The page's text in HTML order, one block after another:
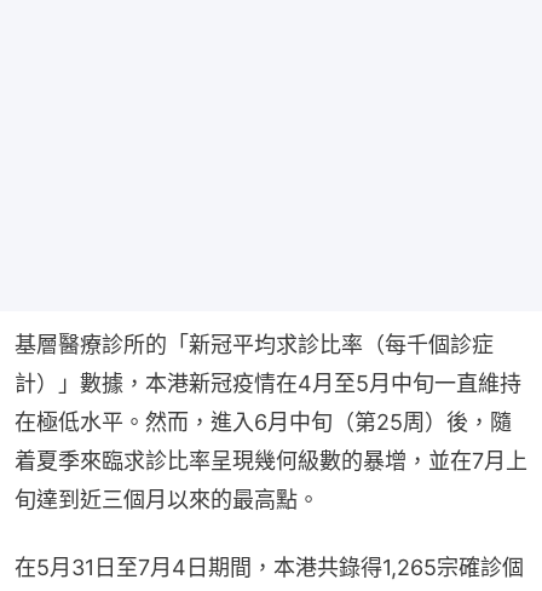
基層醫療診所的「新冠平均求診比率（每千個診症
計）」數據，本港新冠疫情在4月至5月中旬一直維持
在極低水平。然而，進入6月中旬（第25周）後，隨
着夏季來臨求診比率呈現幾何級數的暴增，並在7月上
旬達到近三個月以來的最高點。
在5月31日至7月4日期間，本港共錄得1,265宗確診個